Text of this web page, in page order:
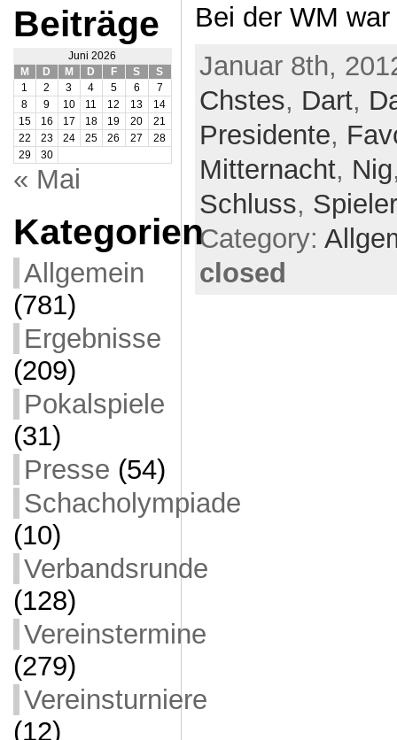
Beiträge
Juni 2026
M
D M D F S
S
1
2 3 4 5 6
7
8
9 10 11 12 13
14
15
16 17 18 19 20
21
22
23 24 25 26 27
28
29
30
« Mai
Kategorien
Allgemein
(781)
Ergebnisse
(209)
Pokalspiele
(31)
Presse (54)
Schacholympiade
(10)
Verbandsrunde
(128)
Vereinstermine
(279)
Vereinsturniere
(12)
Bei der WM
Januar 8th,
Chstes, Dart,
Presidente,
Mitternacht, Nig
Schluss, Spieler
Category:
closed